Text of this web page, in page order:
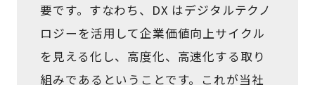
要です。すなわち、DX はデジタルテクノ
ロジーを活用して企業価値向上サイクル
を見える化し、高度化、高速化する取り
組みであるということです。これが当社